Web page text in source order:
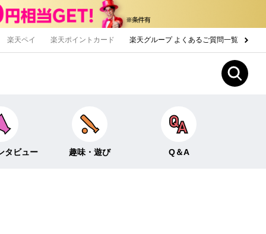
楽天ペイ 楽天ポイントカード 楽天グループ よくあるご質問一覧
タビュー 趣味・遊び Q＆A